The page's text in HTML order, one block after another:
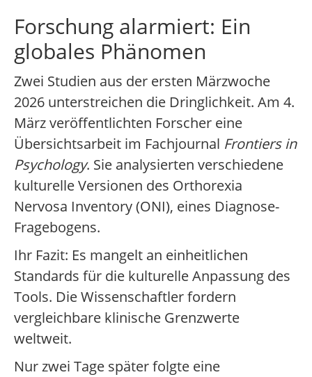
Forschung alarmiert: Ein
globales Phänomen
Zwei Studien aus der ersten Märzwoche
2026 unterstreichen die Dringlichkeit. Am 4.
März veröffentlichten Forscher eine
Übersichtsarbeit im Fachjournal Frontiers in
Psychology. Sie analysierten verschiedene
kulturelle Versionen des Orthorexia
Nervosa Inventory (ONI), eines Diagnose-
Fragebogens.
Ihr Fazit: Es mangelt an einheitlichen
Standards für die kulturelle Anpassung des
Tools. Die Wissenschaftler fordern
vergleichbare klinische Grenzwerte
weltweit.
Nur zwei Tage später folgte eine